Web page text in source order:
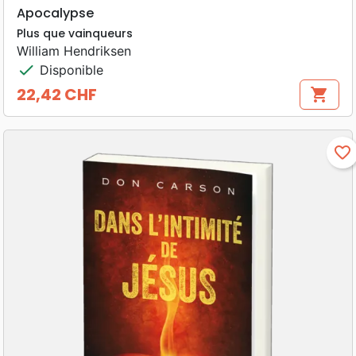
Apocalypse
Plus que vainqueurs
William Hendriksen
check Disponible
Prix
22,42 CHF shopping_cart
favorite_border